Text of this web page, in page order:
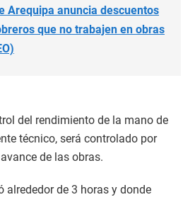
Arequipa anuncia descuentos
que no trabajen en obras
del rendimiento de la mano de
técnico, será controlado por
de las obras.
alrededor de 3 horas y donde